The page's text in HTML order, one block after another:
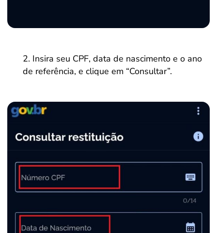
Insira seu CPF, data de nascimento e o ano
de referência, e clique em “Consultar”.